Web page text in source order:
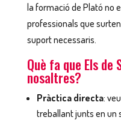
la formació de Plató no
professionals que
suport necessaris.
Què fa que Els de
nosaltres?
Pràctica directa:
treballant junts en un